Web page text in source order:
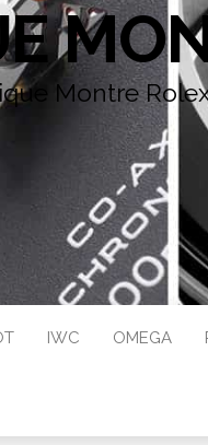
Montre
IWC OMEGA